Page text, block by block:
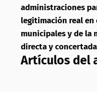
administraciones
legitimación real en
municipales y de la
directa y
Artículos del